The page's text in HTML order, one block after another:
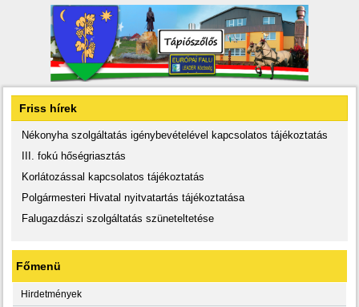
Friss hírek
Nékonyha szolgáltatás igénybevételével kapcsolatos tájékoztatás
III. fokú hőségriasztás
Korlátozással kapcsolatos tájékoztatás
Polgármesteri Hivatal nyitvatartás tájékoztatása
Falugazdászi szolgáltatás szüneteltetése
Főmenü
Hirdetmények